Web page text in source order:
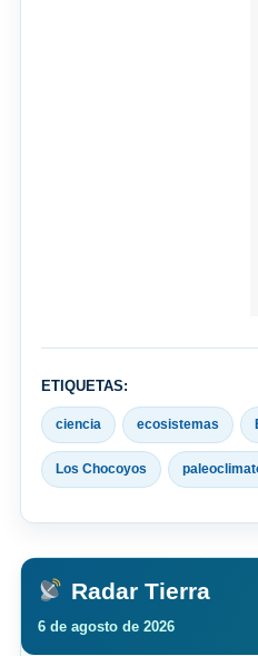
ETIQUETAS:
ciencia ecosistemas
Los Chocoyos
Radar Tierra
6 de agosto de 2026